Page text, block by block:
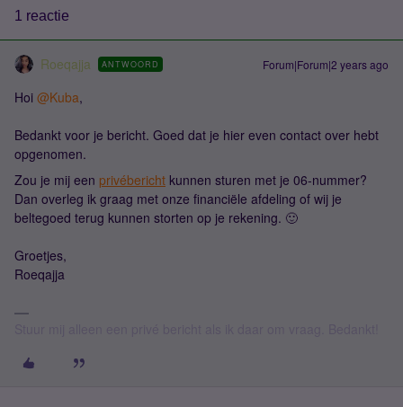
1 reactie
Roeqajja ANTWOORD Forum|Forum|2 years ago
Hoi @Kuba,
Bedankt voor je bericht. Goed dat je hier even contact over hebt
opgenomen.
Zou je mij een privébericht kunnen sturen met je 06-nummer?
Dan overleg ik graag met onze financiële afdeling of wij je
beltegoed terug kunnen storten op je rekening. 🙂
Groetjes,
Roeqajja